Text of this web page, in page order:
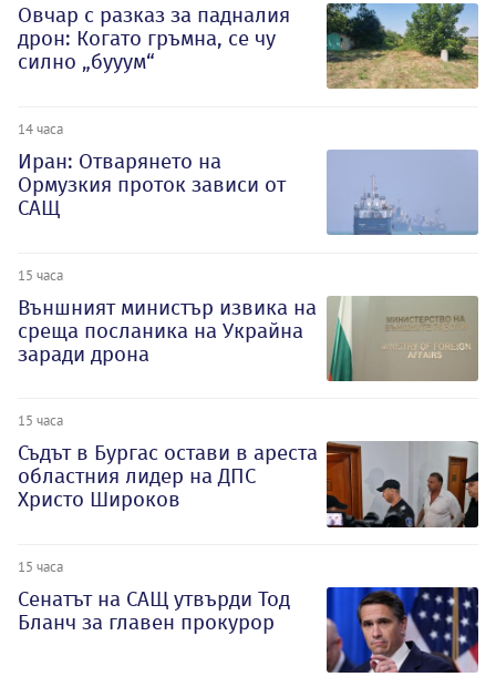
Овчар с разказ за падналия
дрон: Когато гръмна, се чу
силно „бууум“
14 часа
Иран: Отварянето на
Ормузкия проток зависи от
САЩ
15 часа
Външният министър извика на
среща посланика на Украйна
заради дрона
15 часа
Съдът в Бургас остави в ареста
областния лидер на ДПС
Христо Широков
15 часа
Сенатът на САЩ утвърди Тод
Бланч за главен прокурор